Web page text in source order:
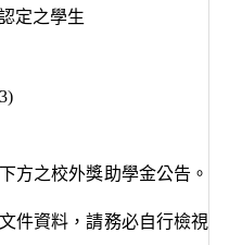
定之學生
方之校外獎助學金公告。
件資料，請務必自行檢視